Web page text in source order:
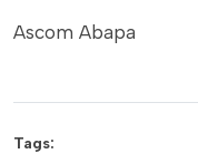
Ascom Abapa
Tags: